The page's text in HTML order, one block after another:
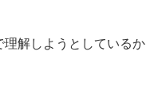
解しようとしているか